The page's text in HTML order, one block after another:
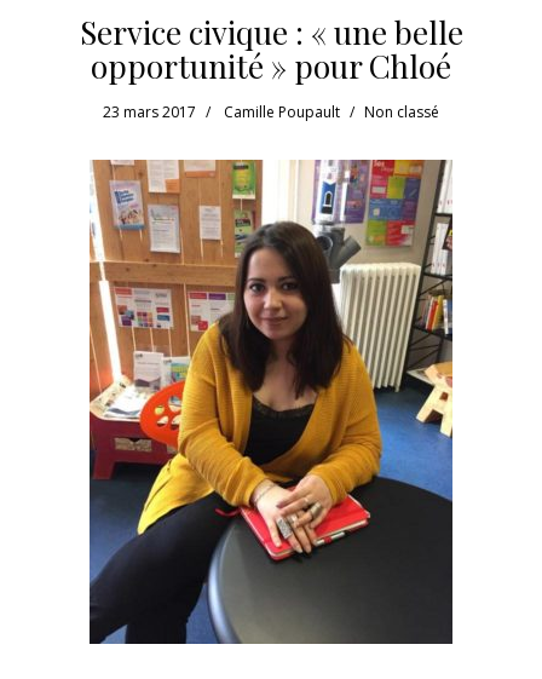
Service civique : « une belle
opportunité » pour Chloé
23 mars 2017 Camille Poupault Non classé